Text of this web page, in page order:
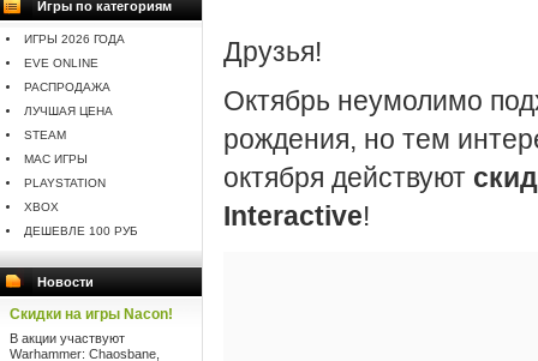
Игры по категориям
ИГРЫ 2026 ГОДА
EVE ONLINE
РАСПРОДАЖА
ЛУЧШАЯ ЦЕНА
STEAM
MAC ИГРЫ
PLAYSTATION
XBOX
ДЕШЕВЛЕ 100 РУБ
Новости
Скидки на игры Nacon!
В акции участвуют
Warhammer: Chaosbane,
Друзья!
Октябрь неумолимо
рождения, но тем
октября действуют
Interactive!